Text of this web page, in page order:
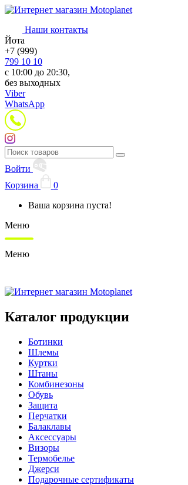
Наши контакты
Йота
+7 (999)
799 10 10
с 10:00 до 20:30,
без выходных
Viber
WhatsApp
Войти
Корзина
0
Ваша корзина пуста!
Меню
Меню
Каталог продукции
Ботинки
Шлемы
Куртки
Штаны
Комбинезоны
Обувь
Защита
Перчатки
Балаклавы
Аксессуары
Визоры
Термобелье
Джерси
Подарочные сертификаты